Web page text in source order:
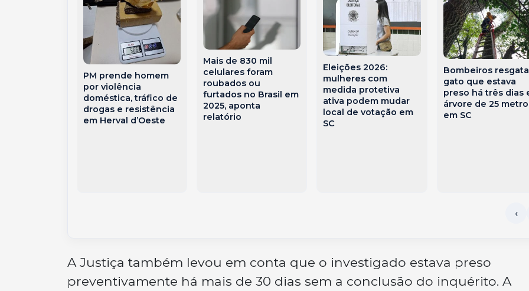
PM prende homem
por violência
doméstica, tráfico de
drogas e resistência
em Herval d’Oeste
Mais de 830 mil
celulares foram
roubados ou
furtados no Brasil em
2025, aponta
relatório
Eleições 2026:
mulheres com
medida protetiva
ativa podem mudar
local de votação em
SC
Bombeiros
gato que estava
preso há três dias
árvore de 25
em SC
A Justiça também levou em conta que o investigado estava preso
preventivamente há mais de 30 dias sem a conclusão do inquérito. A